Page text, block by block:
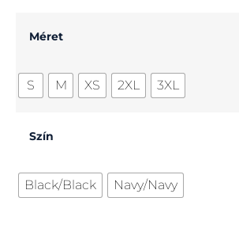
Méret
S M XS 2XL 3XL
Szín
Black/Black Navy/Navy